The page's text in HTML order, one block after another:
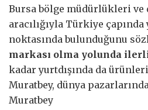
Bursa bölge müdürlükleri
aracılığıyla Türkiye çapında
noktasında bulunduğunu
markası olma yolunda
kadar yurtdışında da
Muratbey, dünya
Muratbey